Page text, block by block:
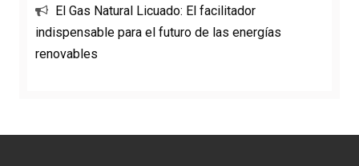
El Gas Natural Licuado: El facilitador
indispensable para el futuro de las energías
renovables